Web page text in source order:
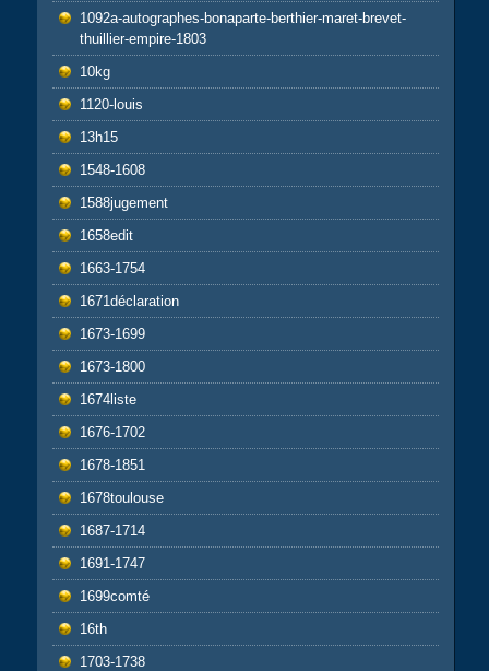
1092a-autographes-bonaparte-berthier-maret-brevet-
thuillier-empire-1803
10kg
1120-louis
13h15
1548-1608
1588jugement
1658edit
1663-1754
1671déclaration
1673-1699
1673-1800
1674liste
1676-1702
1678-1851
1678toulouse
1687-1714
1691-1747
1699comté
16th
1703-1738